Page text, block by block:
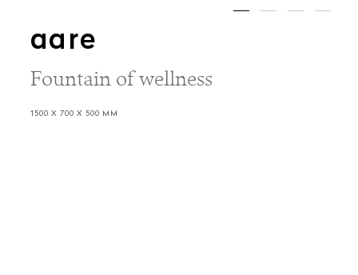
aare
Fountain of wellness
1500 X 700 X 500 MM